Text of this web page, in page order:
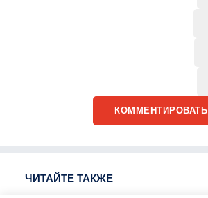
КОММЕНТИРОВАТЬ
ЧИТАЙТЕ ТАКЖЕ